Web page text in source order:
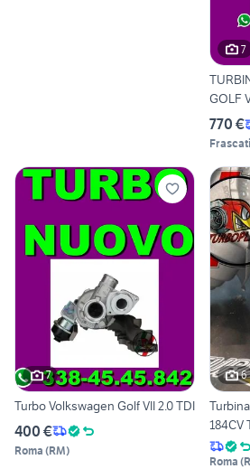
7
GOLF
770 €
Frascati
7
Turbo Volkswagen Golf VII 2.0 TDI
400 €
Roma (RM)
6
184CV
Roma (